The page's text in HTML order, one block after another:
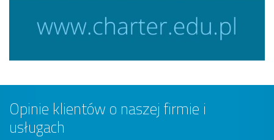
Opinie klientów o naszej firmie i
usługach